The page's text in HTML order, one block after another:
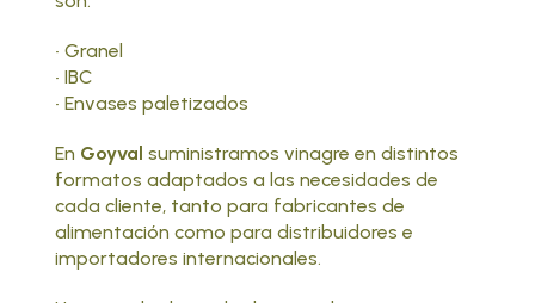
• Granel
• IBC
• Envases paletizados
En Goyvalsuministramos vinagre en distintos
formatos adaptados a las necesidades de
cada cliente, tanto para fabricantes de
alimentación como para distribuidores e
importadores internacionales.